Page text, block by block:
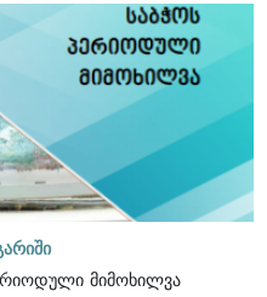
მიმოხილვა